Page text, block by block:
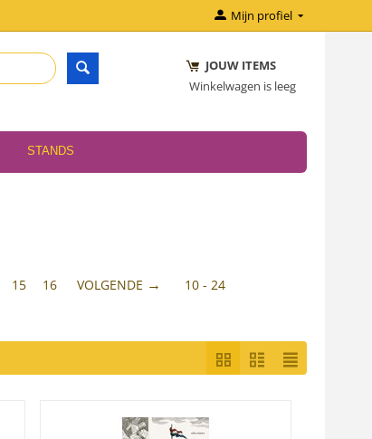
Mijn profiel
JOUW ITEMS
Winkelwagen is leeg
STANDS
15 16 VOLGENDE 10 - 24